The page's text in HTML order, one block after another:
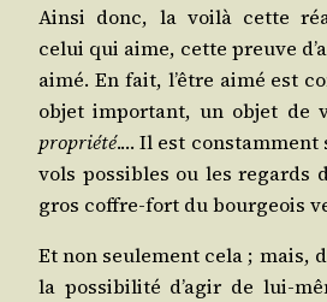
Ain­si donc, la voi­là cette
celui qui aime, cette preuve
aimé. En fait, l’être aimé est
objet impor­tant, un objet de
pro­prié­té.… Il est constam­ment
vols pos­sibles ou les regards
gros coffre-fort du bour­geois
Et non seule­ment cela ; mais,
la pos­si­bi­li­té d’a­gir de lui-